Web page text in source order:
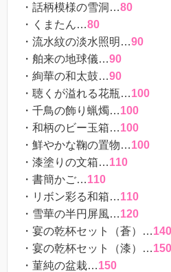
・話柄模様の雪洞…80
・くまたん…80
・流水紋の淡水照明…90
・舶来の地球儀…90
・絢華の和太鼓…90
・聴くが溢れる花瓶…100
・千鳥の飾り蝋燭…100
・和柄のビー玉箱…100
・鮮やかな鞠の置物…100
・漆塗りの文箱…110
・書簡かご…110
・リボン彩る和箱…110
・雪華の半円屏風…120
・宴の乾杯セット（蒼）…140
・宴の乾杯セット（漆）…150
・菫純の盆栽…150